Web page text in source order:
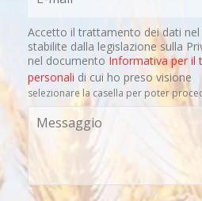
Accetto il trattamento dei dati
stabilite dalla legislazione sulla
nel documento Informativa per il
personali di cui ho preso visione
selezionare la casella per poter